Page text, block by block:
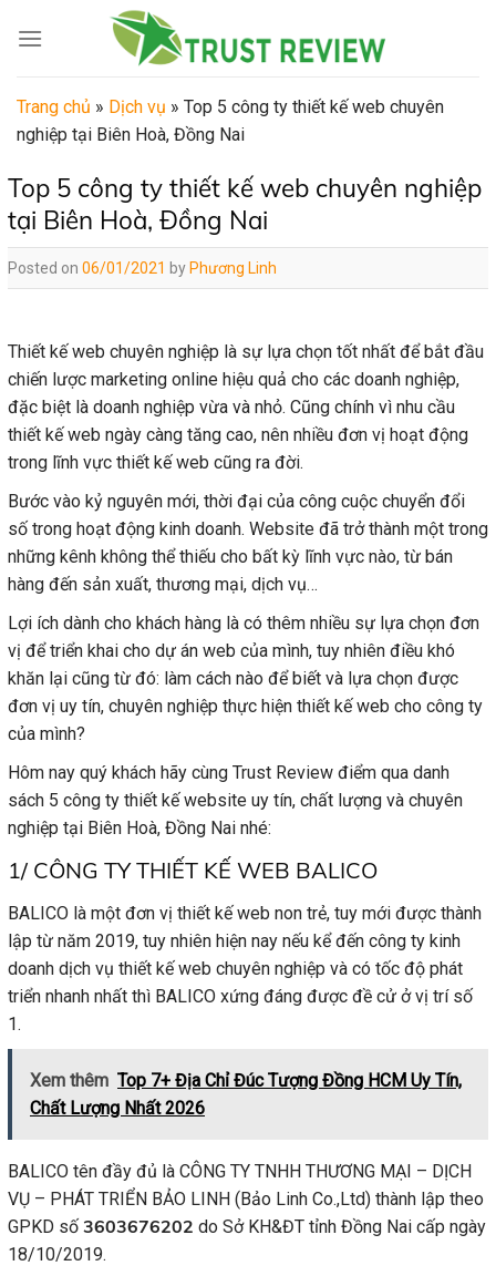
Trang chủ » Dịch vụ » Top 5 công ty thiết kế web chuyên
nghiệp tại Biên Hoà, Đồng Nai
Top 5 công ty thiết kế web chuyên nghiệp
tại Biên Hoà, Đồng Nai
Posted on 06/01/2021 by Phương Linh
Thiết kế web chuyên nghiệp là sự lựa chọn tốt nhất để bắt đầu
chiến lược marketing online hiệu quả cho các doanh nghiệp,
đặc biệt là doanh nghiệp vừa và nhỏ. Cũng chính vì nhu cầu
thiết kế web ngày càng tăng cao, nên nhiều đơn vị hoạt động
trong lĩnh vực thiết kế web cũng ra đời.
Bước vào kỷ nguyên mới, thời đại của công cuộc chuyển đổi
số trong hoạt động kinh doanh. Website đã trở thành một trong
những kênh không thể thiếu cho bất kỳ lĩnh vực nào, từ bán
hàng đến sản xuất, thương mại, dịch vụ…
Lợi ích dành cho khách hàng là có thêm nhiều sự lựa chọn đơn
vị để triển khai cho dự án web của mình, tuy nhiên điều khó
khăn lại cũng từ đó: làm cách nào để biết và lựa chọn được
đơn vị uy tín, chuyên nghiệp thực hiện thiết kế web cho công ty
của mình?
Hôm nay quý khách hãy cùng Trust Review điểm qua danh
sách 5 công ty thiết kế website uy tín, chất lượng và chuyên
nghiệp tại Biên Hoà, Đồng Nai nhé:
1/ CÔNG TY THIẾT KẾ WEB BALICO
BALICO là một đơn vị thiết kế web non trẻ, tuy mới được thành
lập từ năm 2019, tuy nhiên hiện nay nếu kể đến công ty kinh
doanh dịch vụ thiết kế web chuyên nghiệp và có tốc độ phát
triển nhanh nhất thì BALICO xứng đáng được đề cử ở vị trí số
1.
Xem thêm Top 7+ Địa Chỉ Đúc Tượng Đồng HCM Uy Tín,
Chất Lượng Nhất 2026
BALICO tên đầy đủ là CÔNG TY TNHH THƯƠNG MẠI – DỊCH
VỤ – PHÁT TRIỂN BẢO LINH (Bảo Linh Co.,Ltd) thành lập theo
GPKD số 3603676202 do Sở KH&ĐT tỉnh Đồng Nai cấp ngày
18/10/2019.